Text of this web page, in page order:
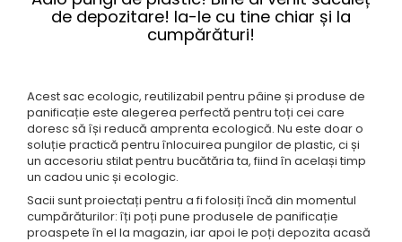
Brățară
Brățară
Accesorii păr
Broșă
Bijuterii argint
Colier / Pandantiv
Cercei
Set bijuterii
de depozitare! Ia-le cu tine chiar și la
cumpărături!
Acest sac ecologic, reutilizabil pentru pâine și produse de
panificație este alegerea perfectă pentru toți cei care
doresc să își reducă amprenta ecologică. Nu este doar o
soluție practică pentru înlocuirea pungilor de plastic, ci și
un accesoriu stilat pentru bucătăria ta, fiind în același timp
un cadou unic și ecologic.
Sacii sunt proiectați pentru a fi folosiți încă din momentul
cumpărăturilor: îți poți pune produsele de panificație
proaspete în el la magazin, iar apoi le poți depozita acasă